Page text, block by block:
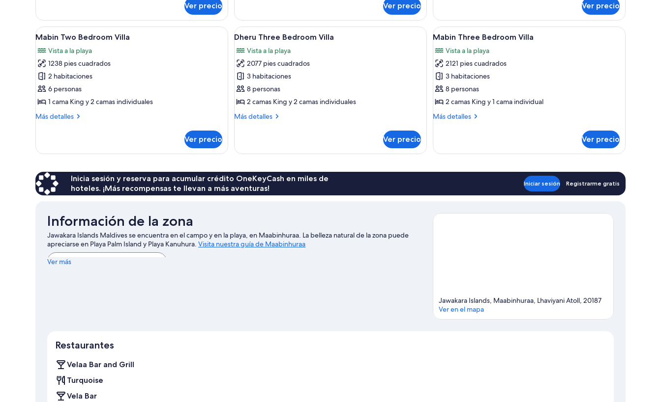
Beach
Pool
Villa
Ver precio
Pool
Villa
Ver precio
Villa
Ver precio
Abrir
todas
las
fotos
de
Mabin
Two
Villa
Un resort en la playa con varias edificaciones de madera, zonas de estar al aire libre y sombrillas.
7
Mabin Two Bedroom Villa
Vista a la playa
1238 pies cuadrados
2 habitaciones
6 personas
1 cama King y 2 camas individuales
Más detalles
Más
Two
Ver precio
Abrir
todas
las
fotos
de
Dheru
Three
Villa
Un resort con piscina, sillas de descanso y sombrillas.
7
Dheru Three Bedroom Villa
Vista a la playa
2077 pies cuadrados
3 habitaciones
8 personas
2 camas King y 2 camas individuales
Más detalles
Más
Three
Ver precio
Abrir
todas
las
fotos
de
Mabin
Three
Villa
Un resort frente a la playa con varias
11
Mabin Three Bedroom Villa
Vista a la playa
2121 pies cuadrados
3 habitaciones
8 personas
2 camas King y 1 cama individual
Más detalles
Más
Three
Ver precio
Inicia sesión y reserva para acumular crédito OneKeyCash en miles de
hoteles. ¡Más recompensas te llevan a más aventuras!
Iniciar sesión Registrarme gratis
Información de la zona
Jawakara Islands Maldives se encuentra en el campo y en la playa, en Maabinhuraa. La belleza natural de la zona puede
apreciarse en Playa Palm Island y Playa Kanuhura. Visita nuestra guía de Maabinhuraa
Ver más resorts en Maabinhuraa
Ver más
Jawakara Islands, Maabinhuraa, Lhaviyani Atoll, 20187
Ver en el mapa
Restaurantes
Velaa Bar and Grill
Turquoise
Vela Bar